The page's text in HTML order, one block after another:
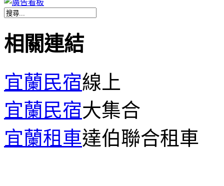
相關連結
宜蘭民宿線上
宜蘭民宿大集合
宜蘭租車達伯聯合租車